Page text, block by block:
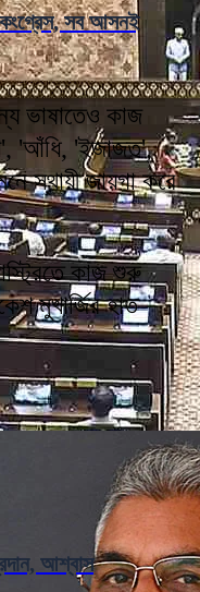
কংগ্রেস, সব আসনই
ভাষাতেও কাজ
'আঁধি, 'ইজাজত',
স্থায়ী জায়গা করে
কাজ শুরু
মুখার্জির হাত
আশ্বাস